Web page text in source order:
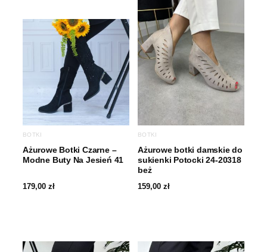
BOTKI
Ażurowe Botki Czarne –
Modne Buty Na Jesień 41
179,00 zł
BOTKI
Ażurowe botki damskie do
sukienki Potocki 24-20318
beż
159,00 zł